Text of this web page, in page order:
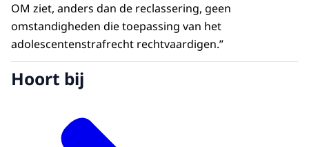
OM ziet, anders dan de reclassering, geen
omstandigheden die toepassing van het
adolescentenstrafrecht rechtvaardigen.”
Hoort bij